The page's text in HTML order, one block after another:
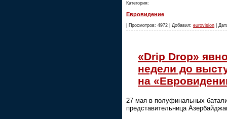
Категория:
Евровидение
| Просмотров: 4972 | Добавил: eurovision |
«Drip Drop»
недели до
на
27 мая в полуфинальных
представительница